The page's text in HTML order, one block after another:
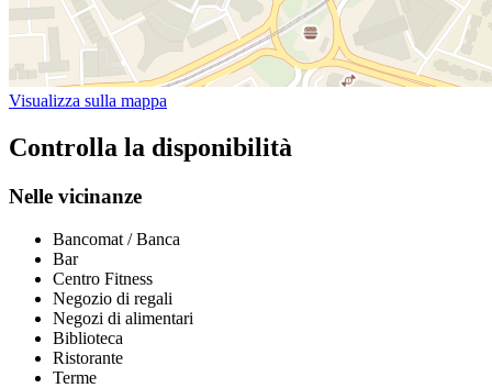
Visualizza sulla mappa
Controlla la disponibilità
Nelle vicinanze
Bancomat / Banca
Bar
Centro Fitness
Negozio di regali
Negozi di alimentari
Biblioteca
Ristorante
Terme